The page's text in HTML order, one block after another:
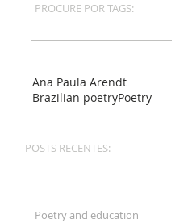
Ana Paula Arendt
Brazilian poetryPoetry
PROCURE POR TAGS:
Poetry and education
POSTS RECENTES: